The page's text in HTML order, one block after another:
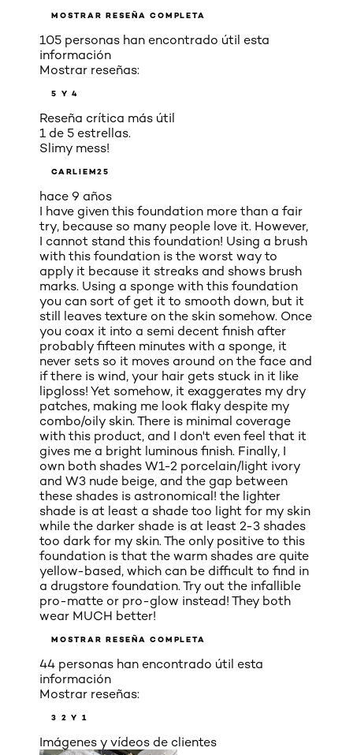
MOSTRAR RESEÑA COMPLETA
105 personas han encontrado útil esta
información
Mostrar reseñas:
5 Y 4
Reseña crítica más útil
1 de 5 estrellas.
Slimy mess!
CARLIEM25
hace 9 años
I have given this foundation more than a fair
try, because so many people love it. However,
I cannot stand this foundation! Using a brush
with this foundation is the worst way to
apply it because it streaks and shows brush
marks. Using a sponge with this foundation
you can sort of get it to smooth down, but it
still leaves texture on the skin somehow. Once
you coax it into a semi decent finish after
probably fifteen minutes with a sponge, it
never sets so it moves around on the face and
if there is wind, your hair gets stuck in it like
lipgloss! Yet somehow, it exaggerates my dry
patches, making me look flaky despite my
combo/oily skin. There is minimal coverage
with this product, and I don't even feel that it
gives me a bright luminous finish. Finally, I
own both shades W1-2 porcelain/light ivory
and W3 nude beige, and the gap between
these shades is astronomical! the lighter
shade is at least a shade too light for my skin
while the darker shade is at least 2-3 shades
too dark for my skin. The only positive to this
foundation is that the warm shades are quite
yellow-based, which can be difficult to find in
a drugstore foundation. Try out the infallible
pro-matte or pro-glow instead! They both
wear MUCH better!
MOSTRAR RESEÑA COMPLETA
44 personas han encontrado útil esta
información
Mostrar reseñas:
3 2 Y 1
Imágenes y vídeos de clientes